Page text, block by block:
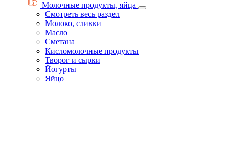
Молочные продукты, яйца
Смотреть весь раздел
Молоко, сливки
Масло
Сметана
Кисломолочные продукты
Творог и сырки
Йогурты
Яйцо